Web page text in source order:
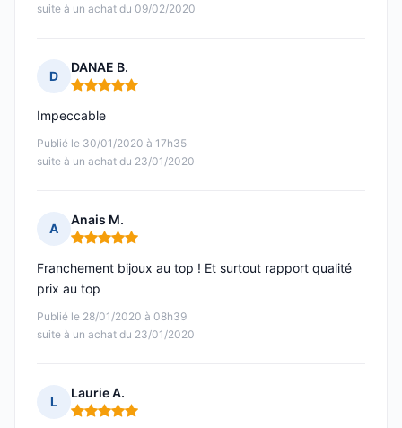
suite à un achat du 09/02/2020
D
DANAE B.
Note : 5 sur 5
Publié le 30/01/2020 à 17h35
suite à un achat du 23/01/2020
Impeccable
A
Anais M.
Note : 5 sur 5
Publié le 28/01/2020 à 08h39
suite à un achat du 23/01/2020
Franchement bijoux au top ! Et surtout rapport qualité
prix au top
L
Laurie A.
Note : 5 sur 5